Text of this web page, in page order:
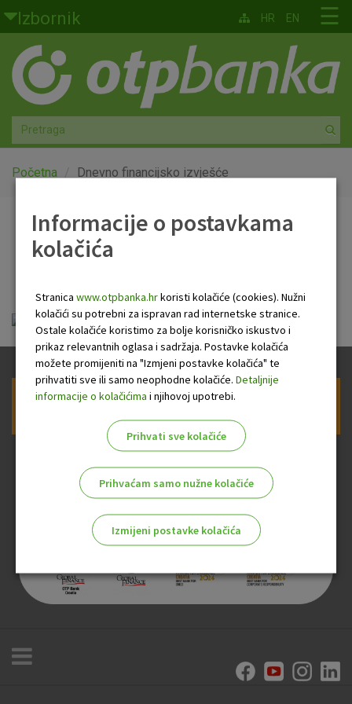
Skoči na glavni sadržaj
Izbornik
Građani
Privatno bankarstvo
Agro
Mala poduzeća i obrtnici
Globalna tržišta
O nama
☰
HR EN
Početna Dnevno financijsko izvješće
Dnevno financijsko
Dnevno financijsko izvješće.pdf
Prijava na newsletter OTP banke
Informacije o postavkama
kolačića
Stranica www.otpbanka.hrkoristi kolačiće (cookies). Nužni
kolačići su potrebni za ispravan rad internetske stranice.
Ostale kolačiće koristimo za bolje korisničko iskustvo i
prikaz relevantnih oglasa i sadržaja. Postavke kolačića
možete promijeniti na "Izmjeni postavke kolačića" te
prihvatiti sve ili samo neophodne kolačiće. Detaljnije
informacije o kolačićima i njihovoj upotrebi.
Prihvati sve kolačiće
Prihvaćam samo nužne kolačiće
Izmijeni postavke kolačića